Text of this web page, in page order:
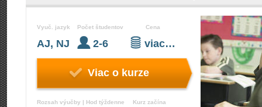
Vyuč. jazyk
AJ, NJ
Počet študentov
2-6
Cena
viac…
Viac o kurze
Rozsah výučby | Hod týždenne Kurz začína